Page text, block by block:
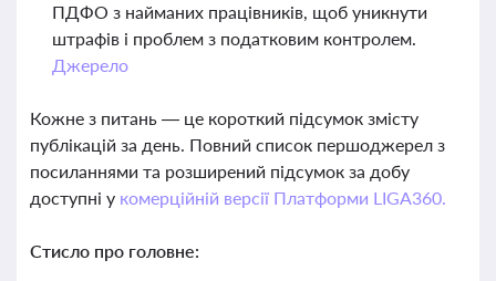
ПДФО з найманих працівників, щоб уникнути
штрафів і проблем з податковим контролем.
Джерело
Кожне з питань — це короткий підсумок змісту
публікацій за день. Повний список першоджерел з
посиланнями та розширений підсумок за добу
доступні у комерційній версії Платформи LIGA360.
Стисло про головне: